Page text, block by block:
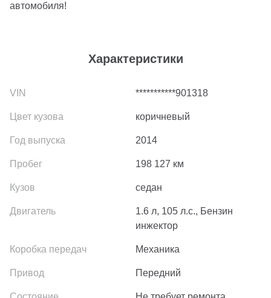
Характеристики
***********901318
коричневый
2014
198 127 км
седан
1.6 л, 105 л.с., Бензин
инжектор
Механика
Передний
автомобиля!